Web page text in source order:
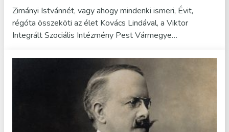
Zimányi Istvánnét, vagy ahogy mindenki ismeri, Évit,
régóta összeköti az élet Kovács Lindával, a Viktor
Integrált Szociális Intézmény Pest Vármegye…